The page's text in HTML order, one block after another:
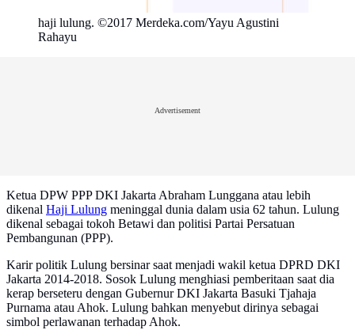
haji lulung. ©2017 Merdeka.com/Yayu Agustini
Rahayu
Advertisement
Ketua DPW PPP DKI Jakarta Abraham Lunggana atau lebih
dikenal Haji Lulung meninggal dunia dalam usia 62 tahun. Lulung
dikenal sebagai tokoh Betawi dan politisi Partai Persatuan
Pembangunan (PPP).
Karir politik Lulung bersinar saat menjadi wakil ketua DPRD DKI
Jakarta 2014-2018. Sosok Lulung menghiasi pemberitaan saat dia
kerap berseteru dengan Gubernur DKI Jakarta Basuki Tjahaja
Purnama atau Ahok. Lulung bahkan menyebut dirinya sebagai
simbol perlawanan terhadap Ahok.